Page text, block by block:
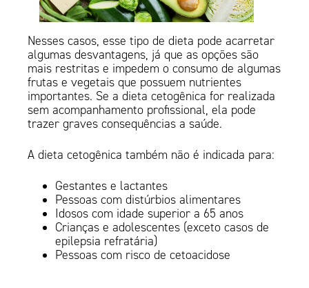
Nesses casos, esse tipo de dieta pode acarretar
algumas desvantagens, já que as opções são
mais restritas e impedem o consumo de algumas
frutas e vegetais que possuem nutrientes
importantes. Se a dieta cetogênica for realizada
sem acompanhamento profissional, ela pode
trazer graves consequências a saúde.
A dieta cetogênica também não é indicada para:
Gestantes e lactantes
Pessoas com distúrbios alimentares
Idosos com idade superior a 65 anos
Crianças e adolescentes (exceto casos de
epilepsia refratária)
Pessoas com risco de cetoacidose